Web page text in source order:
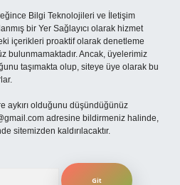
Bilgi Teknolojileri ve İletişim
bir Yer Sağlayıcı olarak hizmet
içerikleri proaktif olarak denetleme
bulunmamaktadır. Ancak, üyelerimiz
taşımakta olup, siteye üye olarak bu
aykırı olduğunu düşündüğünüz
adresine bildirmeniz halinde,
sitemizden kaldırılacaktır.